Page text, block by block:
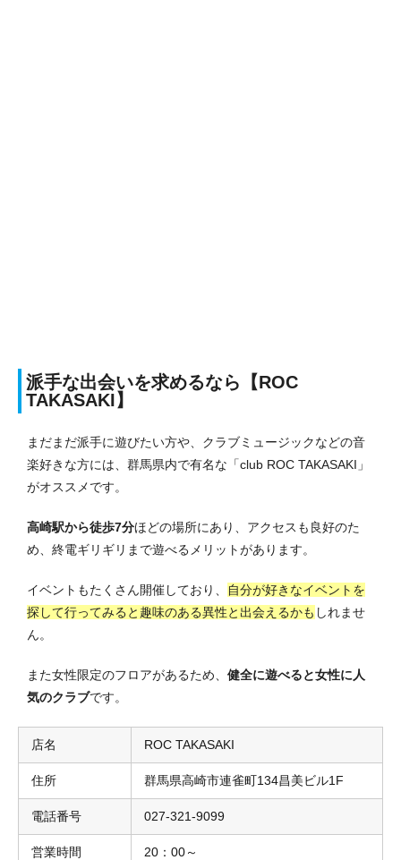
派手な出会いを求めるなら【ROC
TAKASAKI】
まだまだ派手に遊びたい方や、クラブミュージックなどの音
楽好きな方には、群馬県内で有名な「club ROC TAKASAKI」
がオススメです。
高崎駅から徒歩7分ほどの場所にあり、アクセスも良好のた
め、終電ギリギリまで遊べるメリットがあります。
イベントもたくさん開催しており、
自分が好きなイベントを
探して行ってみると趣味のある異性と出会えるかも しれませ
ん。
また女性限定のフロアがあるため、 健全に遊べると女性に人
気のクラブです。
店名 ROC TAKASAKI
住所 群馬県高崎市連雀町134昌美ビル1F
電話番号 027-321-9099
営業時間 20：00～